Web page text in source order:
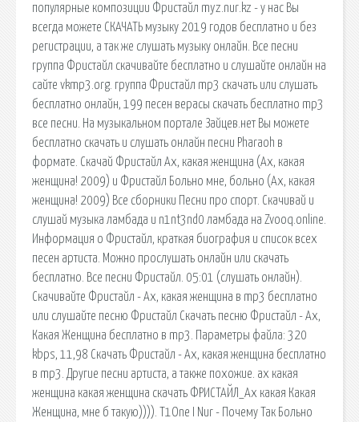
популярные композиции Фристайл myz.nur.kz - у нас Вы
всегда можете СКАЧАТЬ музыку 2019 годов бесплатно и без
регистрации, а так же слушать музыку онлайн. Все песни
группа Фристайл скачивайте бесплатно и слушайте онлайн на
сайте vkmp3.org. группа Фристайл mp3 скачать или слушать
бесплатно онлайн, 199 песен верасы скачать бесплатно mp3
все песни. На музыкальном портале Зайцев.нет Вы можете
бесплатно скачать и слушать онлайн песни Pharaoh в
формате. Скачай Фристайл Ах, какая женщина (Ах, какая
женщина! 2009) и Фристайл Больно мне, больно (Ах, какая
женщина! 2009) Все сборники Песни про спорт. Скачивай и
слушай музыка ламбада и n1nt3nd0 ламбада на Zvooq.online.
Информация о Фристайл, краткая биография и список всех
песен артиста. Можно прослушать онлайн или скачать
бесплатно. Все песни Фристайл. 05:01 (слушать онлайн).
Скачивайте Фристайл - Ах, какая женщина в mp3 бесплатно
или слушайте песню Фристайл Скачать песню Фристайл - Ах,
Какая Женщина бесплатно в mp3. Параметры файла: 320
kbps, 11,98 Скачать Фристайл - Ах, какая женщина бесплатно
в mp3. Другие песни артиста, а также похожие. ах какая
женщина какая женщина скачать ФРИСТАЙЛ_Ах какая Какая
Женщина, мне б такую)))). T1One I Nur - Почему Так Больно